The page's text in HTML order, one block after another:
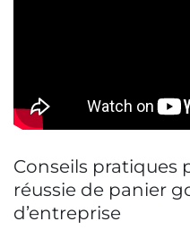
Conseils pratiques
réussie de panier
d’entreprise